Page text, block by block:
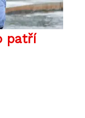
patří